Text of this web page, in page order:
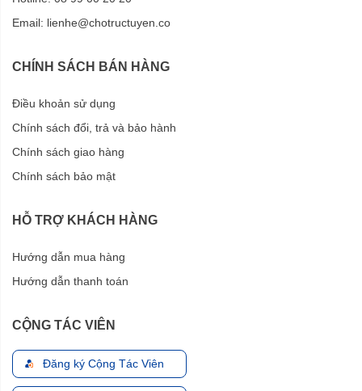
Email: lienhe@chotructuyen.co
CHÍNH SÁCH BÁN HÀNG
Điều khoản sử dụng
Chính sách đổi, trả và bảo hành
Chính sách giao hàng
Chính sách bảo mật
HỖ TRỢ KHÁCH HÀNG
Hướng dẫn mua hàng
Hướng dẫn thanh toán
CỘNG TÁC VIÊN
Đăng ký Cộng Tác Viên